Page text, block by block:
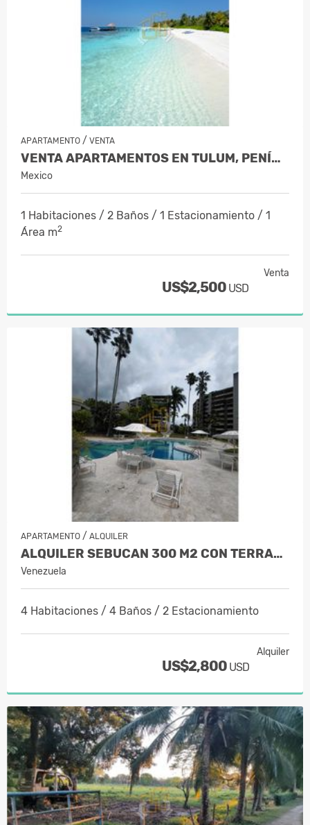
APARTAMENTO / VENTA
VENTA APARTAMENTOS EN TULUM, PENÍNSU…
Mexico
1 Habitaciones / 2 Baños / 1 Estacionamiento / 1
Área m2
Venta
US$2,500 USD
APARTAMENTO / ALQUILER
ALQUILER SEBUCAN 300 M2 CON TERRAZA Y…
Venezuela
4 Habitaciones / 4 Baños / 2 Estacionamiento
Alquiler
US$2,800 USD